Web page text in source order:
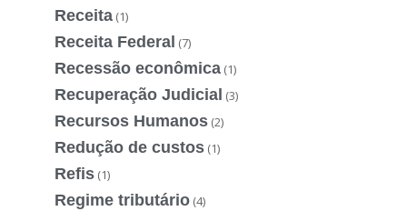
Receita (1)
Receita Federal (7)
Recessão econômica (1)
Recuperação Judicial (3)
Recursos Humanos (2)
Redução de custos (1)
Refis (1)
Regime tributário (4)